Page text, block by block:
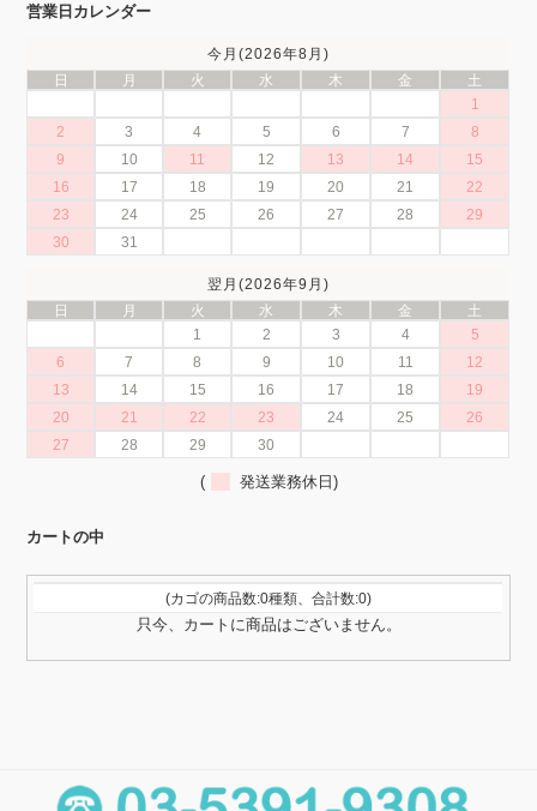
営業日カレンダー
今月(2026年8月)
日
月 火 水 木 金
土
1
2
3 4 5 6 7
8
9
10 11 12 13 14
15
16
17 18 19 20 21
22
23
24 25 26 27 28
29
30
31
翌月(2026年9月)
日
月 火 水 木 金
土
1
2 3 4
5
6
7 8 9 10 11
12
13
14 15 16 17 18
19
20
21 22 23 24 25
26
27
28 29 30
( 発送業務休日)
カートの中
(カゴの商品数:0種類、合計数:0)
只今、カートに商品はございません。